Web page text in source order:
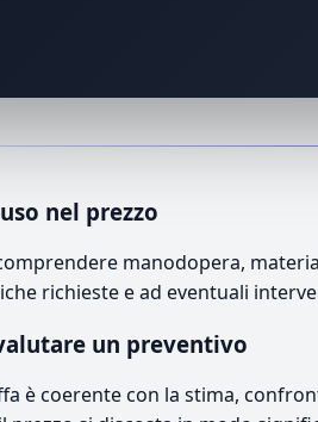
nel prezzo
manodopera,
richieste e ad eventuali
un preventivo
è coerente con la stima,